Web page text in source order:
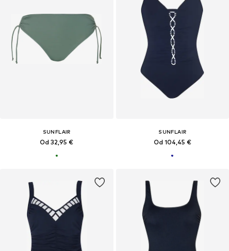
SUNFLAIR
Od 32,95 €
SUNFLAIR
Od 104,45 €